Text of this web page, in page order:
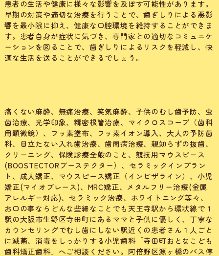
患者の生活や健康に様々な影響を及ぼす可能性があります。
早期の対策や適切な治療を行うことで、歯ぎしりによる悪影
響を最小限に抑え、健康な口腔環境を維持することができま
す。患者自身が症状に気づき、専門家との適切なコミュニケ
ーションを図ることで、歯ぎしりによるリスクを軽減し、快
適な生活を送ることができるでしょう。
痛くない麻酔、無痛治療、笑気麻酔、子供のむし歯予防、虫
歯治療、光学印象、精密根管治療、マイクロスコープ（歯科
用顕微鏡）、フッ素塗布、フッ素イオン導入、大人の予防歯
科、目立たない入れ歯治療、歯周病治療、親知らずの抜歯、
クリーニング、保険診療全般のこと、競技用マウスピース
(BOOSTECTORブーステクター）、セラミックインプラン
ト、成人矯正、マウスピース矯正（インビザライン）、小児
矯正(マイオブレース)、MRC矯正、メタルフリー治療(金属
アレルギー対応)、セラミック治療、ホワイトニング等々、
お口の事ならどんな些細なことでも天王寺駅から環状線で１
駅の大阪市生野区寺田町にあるママと子供に優しく、丁寧な
カウンセリングでむし歯にしない駅近くの患者さん１人ごと
に滅菌、消毒をしっかりする小児歯科「寺田町おとなこども
歯科矯正歯科」へご相談ください。阿倍野区源ヶ橋のバス停